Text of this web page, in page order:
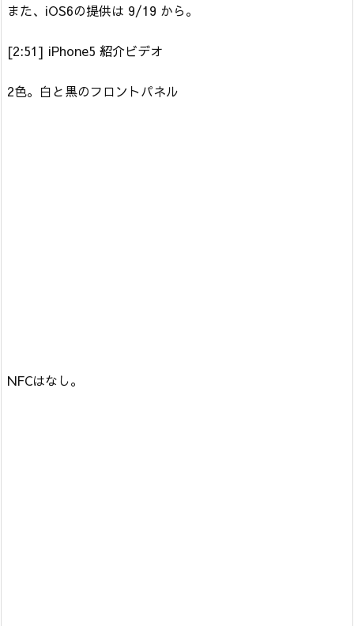
また、iOS6の提供は 9/19 から。
[2:51] iPhone5 紹介ビデオ
2色。白と黒のフロントパネル
NFCはなし。